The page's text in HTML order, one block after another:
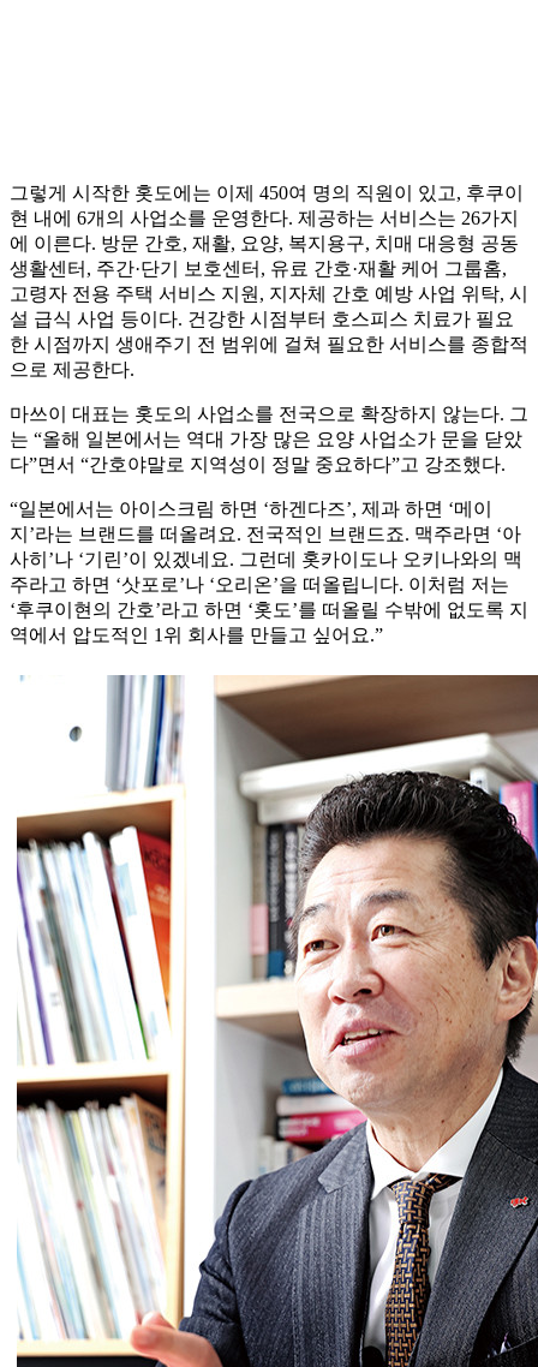
그렇게 시작한 홋도에는 이제 450여 명의 직원이 있고, 후쿠이
현 내에 6개의 사업소를 운영한다. 제공하는 서비스는 26가지
에 이른다. 방문 간호, 재활, 요양, 복지용구, 치매 대응형 공동
생활센터, 주간·단기 보호센터, 유료 간호·재활 케어 그룹홈,
고령자 전용 주택 서비스 지원, 지자체 간호 예방 사업 위탁, 시
설 급식 사업 등이다. 건강한 시점부터 호스피스 치료가 필요
한 시점까지 생애주기 전 범위에 걸쳐 필요한 서비스를 종합적
으로 제공한다.
마쓰이 대표는 홋도의 사업소를 전국으로 확장하지 않는다. 그
는 “올해 일본에서는 역대 가장 많은 요양 사업소가 문을 닫았
다”면서 “간호야말로 지역성이 정말 중요하다”고 강조했다.
“일본에서는 아이스크림 하면 ‘하겐다즈’, 제과 하면 ‘메이
지’라는 브랜드를 떠올려요. 전국적인 브랜드죠. 맥주라면 ‘아
사히’나 ‘기린’이 있겠네요. 그런데 홋카이도나 오키나와의 맥
주라고 하면 ‘삿포로’나 ‘오리온’을 떠올립니다. 이처럼 저는
‘후쿠이현의 간호’라고 하면 ‘홋도’를 떠올릴 수밖에 없도록 지
역에서 압도적인 1위 회사를 만들고 싶어요.”